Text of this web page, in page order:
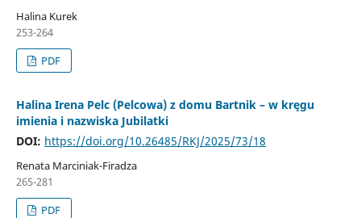
Halina Kurek
253-264
PDF
Halina Irena Pelc (Pelcowa) z domu Bartnik – w kręgu
imienia i nazwiska Jubilatki
DOI: https://doi.org/10.26485/RKJ/2025/73/18
Renata Marciniak-Firadza
265-281
PDF